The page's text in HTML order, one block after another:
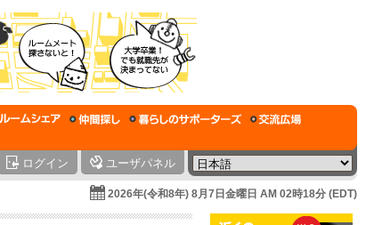
ログイン ユーザパネル
2026年(令和8年) 8月7日金曜日 AM 02時18分 (EDT)